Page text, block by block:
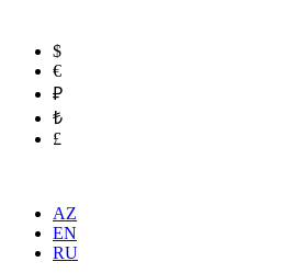
$
€
₽
₺
£
AZ
EN
RU